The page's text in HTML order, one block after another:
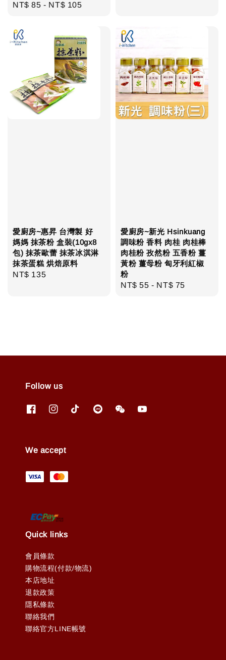
Regular
NT$ 85 - NT$ 105
愛廚房~惠昇 台灣製 好
媽媽 抹茶粉 盒裝(10gx8
包) 抹茶歐蕾 抹茶冰淇淋
抹茶蛋糕 烘焙原料
Regular
NT$ 135
愛廚房~新光 Hsinkuang
調味粉 香料 肉桂 肉桂棒
肉桂粉 孜然粉 五香粉 薑
黃粉 薑母粉 匈牙利紅椒
粉
Regular
NT$ 55 - NT$ 75
Follow us
We accept
Quick links
會員條款
購物流程(付款/物流)
本店地址
退款政策
隱私條款
聯絡我們
聯絡官方LINE帳號